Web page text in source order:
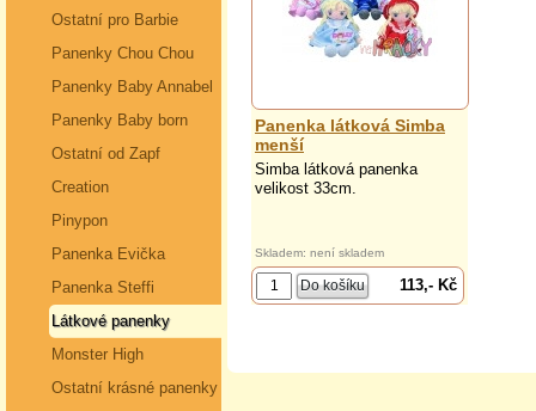
Ostatní pro Barbie
Panenky Chou Chou
Panenky Baby Annabel
Panenky Baby born
Ostatní od Zapf
Creation
Pinypon
Panenka Evička
Panenka Steffi
Látkové panenky
Monster High
Ostatní krásné panenky
Panenka látková Simba
menší
Simba látková panenka
velikost 33cm.
Skladem: není skladem
113,- Kč